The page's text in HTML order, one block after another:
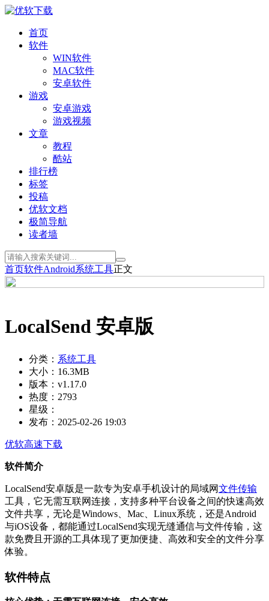
首页
软件
WIN软件
MAC软件
安卓软件
游戏
安卓游戏
游戏视频
文章
教程
酷站
排行榜
标签
投稿
优软文档
极简导航
读者墙
首页软件Android系统工具正文
LocalSend 安卓版
分类： 系统工具
大小： 16.3MB
版本： v1.17.0
热度： 2793
星级：
发布： 2025-02-26 19:03
优软高速下载
软件简介
LocalSend安卓版是一款专为安卓手机设计的局域网文件传输
工具，它无需互联网连接，支持多种平台设备之间的快速高效
文件共享，无论是Windows、Mac、Linux系统，还是Android
与iOS设备，都能通过LocalSend实现无缝通信与文件传输，这
款免费且开源的工具体现了更加便捷、高效和安全的文件分享
体验。
软件特点